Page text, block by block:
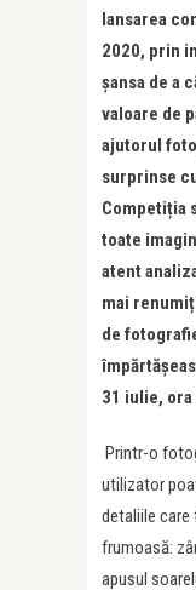
lansarea
2020, prin
șansa de a
valoare de
ajutorul
surprinse
Competiția
toate
atent
mai
de
31 iulie, ora
Printr-o
utilizator
detaliile care
frumoasă:
apusul